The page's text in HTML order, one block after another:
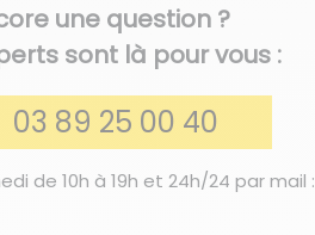
une question ?
sont là pour vous :
03 89 25 00 40
de 10h à 19h et 24h/24 par mail :